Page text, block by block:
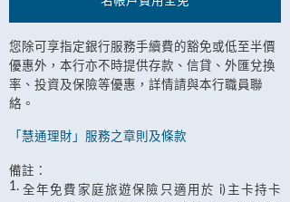
您除可享指定銀行服務手續費的豁免或低至半價
優惠外，本行亦不時提供存款、信貸、外匯兌換
率、投資及保險等優惠，詳情請與本行職員聯
絡。
「慧通理財」服務之章則及條款
備註：
1. 全年免費家庭旅遊保險只適用於 i)主卡持卡